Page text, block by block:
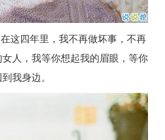
这四年里，我不再做坏事，不再
人，我等你想起我的眉眼，等你
我身边。